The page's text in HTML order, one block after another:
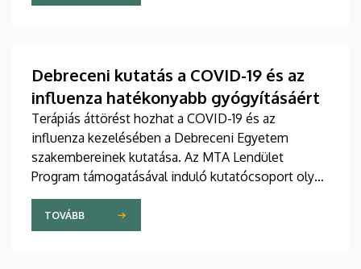
Fesztiválon. A Debreceni Egyetem Klinikai
Egyetem téren felállított faházaknál, illetve a
Sportdiagnosztikai, Életmód- és Terápiás
Központban.
Debreceni kutatás a COVID-19 és az
influenza hatékonyabb gyógyításáért
Terápiás áttörést hozhat a COVID-19 és az
influenza kezelésében a Debreceni Egyetem
szakembereinek kutatása. Az MTA Lendület
Program támogatásával induló kutatócsoport olyan
célzott membránlipid-terápiát fejleszt, amely
gátolhatja a vírusok bejutását, és a jövőben a
jelenlegi kezelések hatékonyabb, kevesebb
TOVÁBB